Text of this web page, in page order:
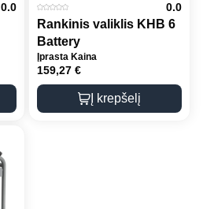
0.0 0.0
Rankinis valiklis KHB 6
Battery
Įprasta Kaina
159,27 €
Į krepšelį